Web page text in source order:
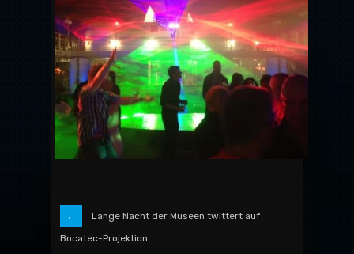
Lange Nacht der Museen twittert auf
Bocatec-Projektion